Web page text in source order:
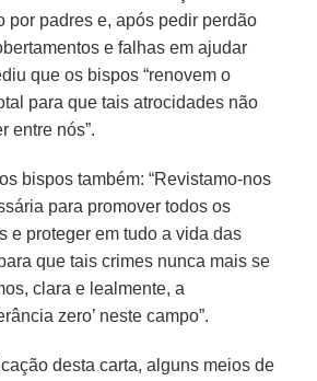
por padres e, após pedir perdão
e falhas em ajudar
que os bispos “renovem o
para que tais atrocidades não
entre nós”.
bispos também: “Revistamo-nos
para promover todos os
e proteger em tudo a vida das
que tais crimes nunca mais se
clara e lealmente, a
zero’ neste campo”.
desta carta, alguns meios de